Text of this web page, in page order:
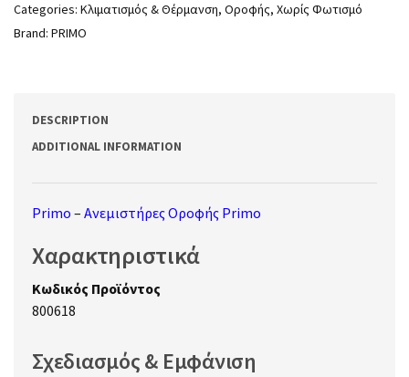
Categories: Κλιματισμός & Θέρμανση, Οροφής, Χωρίς Φωτισμό
Brand: PRIMO
DESCRIPTION
ADDITIONAL INFORMATION
Primo – Ανεμιστήρες Οροφής Primo
Χαρακτηριστικά
Κωδικός Προϊόντος
800618
Σχεδιασμός & Εμφάνιση